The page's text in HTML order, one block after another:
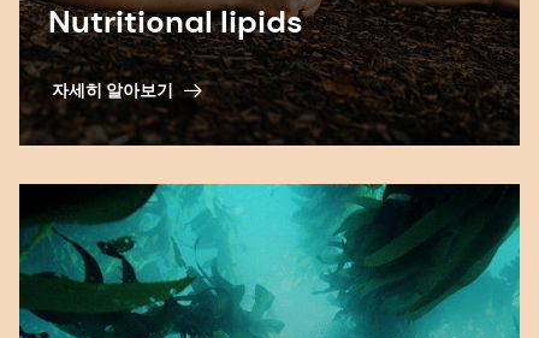
Nutritional lipids
자세히 알아보기